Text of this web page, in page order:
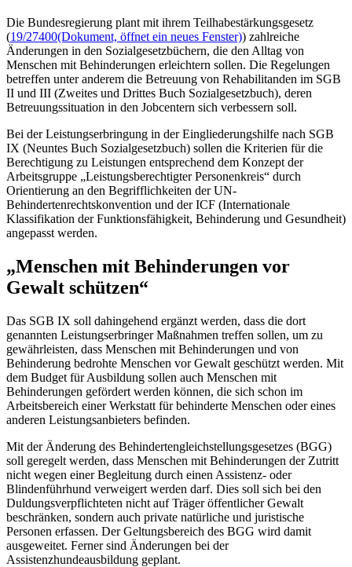
Die Bundesregierung plant mit ihrem Teilhabestärkungsgesetz
(19/27400(Dokument, öffnet ein neues Fenster)) zahlreiche
Änderungen in den Sozialgesetzbüchern, die den Alltag von
Menschen mit Behinderungen erleichtern sollen. Die Regelungen
betreffen unter anderem die Betreuung von Rehabilitanden im SGB
II und III (Zweites und Drittes Buch Sozialgesetzbuch), deren
Betreuungssituation in den Jobcentern sich verbessern soll.
Bei der Leistungserbringung in der Eingliederungshilfe nach SGB
IX (Neuntes Buch Sozialgesetzbuch) sollen die Kriterien für die
Berechtigung zu Leistungen entsprechend dem Konzept der
Arbeitsgruppe „Leistungsberechtigter Personenkreis“ durch
Orientierung an den Begrifflichkeiten der UN-
Behindertenrechtskonvention und der ICF (Internationale
Klassifikation der Funktionsfähigkeit, Behinderung und Gesundheit)
angepasst werden.
„Menschen mit Behinderungen vor
Gewalt schützen“
Das SGB IX soll dahingehend ergänzt werden, dass die dort
genannten Leistungserbringer Maßnahmen treffen sollen, um zu
gewährleisten, dass Menschen mit Behinderungen und von
Behinderung bedrohte Menschen vor Gewalt geschützt werden. Mit
dem Budget für Ausbildung sollen auch Menschen mit
Behinderungen gefördert werden können, die sich schon im
Arbeitsbereich einer Werkstatt für behinderte Menschen oder eines
anderen Leistungsanbieters befinden.
Mit der Änderung des Behindertengleichstellungsgesetzes (BGG)
soll geregelt werden, dass Menschen mit Behinderungen der Zutritt
nicht wegen einer Begleitung durch einen Assistenz- oder
Blindenführhund verweigert werden darf. Dies soll sich bei den
Duldungsverpflichteten nicht auf Träger öffentlicher Gewalt
beschränken, sondern auch private natürliche und juristische
Personen erfassen. Der Geltungsbereich des BGG wird damit
ausgeweitet. Ferner sind Änderungen bei der
Assistenzhundeausbildung geplant.